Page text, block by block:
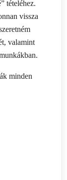
tételéhez.
vissza
valamint
minden